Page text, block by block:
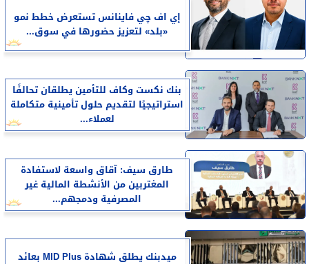
إي اف چي فاينانس تستعرض خطط نمو
«بلد» لتعزيز حضورها في سوق...
بنك نكست وكاف للتأمين يطلقان تحالفًا
استراتيجيًا لتقديم حلول تأمينية متكاملة
لعملاء...
طارق سيف: آقاق واسعة لاستفادة
المغتربين من الأنشطة المالية غير
المصرفية ودمجهم...
ميدبنك يطلق شهادة MID Plus بعائد